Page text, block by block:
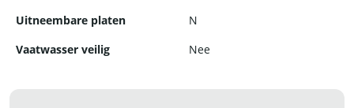
Uitneembare platen
N
Vaatwasser veilig
Nee